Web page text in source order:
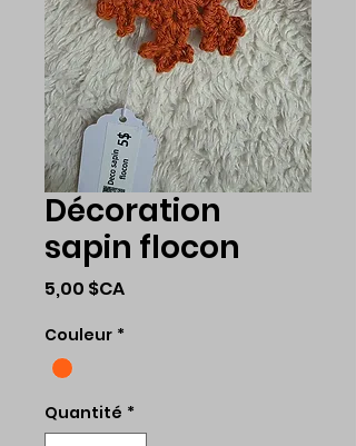
Décoration
sapin flocon
5,00 $CAPrix
Couleur *
Quantité *